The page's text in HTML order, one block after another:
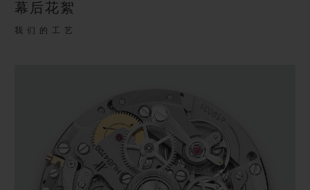
幕后花絮
我们的工艺